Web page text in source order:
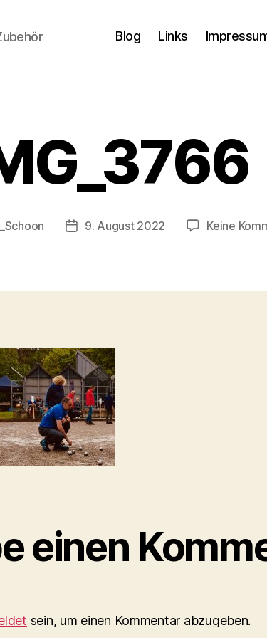
Blog Links
Veröffentlichungsdatum
9. August 2022 Keine
einen
sein, um einen Kommentar abzugeben.